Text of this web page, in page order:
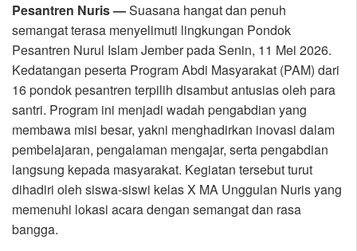
Pesantren Nuris —Suasana hangat dan penuh
semangat terasa menyelimuti lingkungan Pondok
Pesantren Nurul Islam Jember pada Senin, 11 Mei 2026.
Kedatangan peserta Program Abdi Masyarakat (PAM) dari
16 pondok pesantren terpilih disambut antusias oleh para
santri. Program ini menjadi wadah pengabdian yang
membawa misi besar, yakni menghadirkan inovasi dalam
pembelajaran, pengalaman mengajar, serta pengabdian
langsung kepada masyarakat. Kegiatan tersebut turut
dihadiri oleh siswa-siswi kelas X MA Unggulan Nuris yang
memenuhi lokasi acara dengan semangat dan rasa
bangga.